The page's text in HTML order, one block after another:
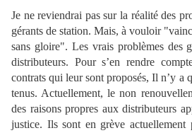
Je ne reviendrai pas sur la réalité des
gérants de station. Mais, à vouloir
sans gloire". Les vrais problèmes des
distributeurs. Pour s’en rendre
contrats qui leur sont proposés, Il n’y a
tenus. Actuellement, le non
des raisons propres aux distributeurs
justice. Ils sont en grève